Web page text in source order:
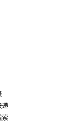
in new window
递
索